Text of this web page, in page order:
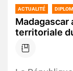
ACTUALITÉ
Madagascar
territoriale
résolution